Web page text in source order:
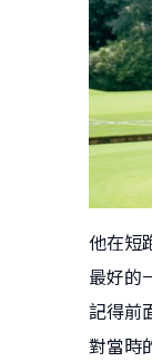
他在短
最好的
記得前
對當時